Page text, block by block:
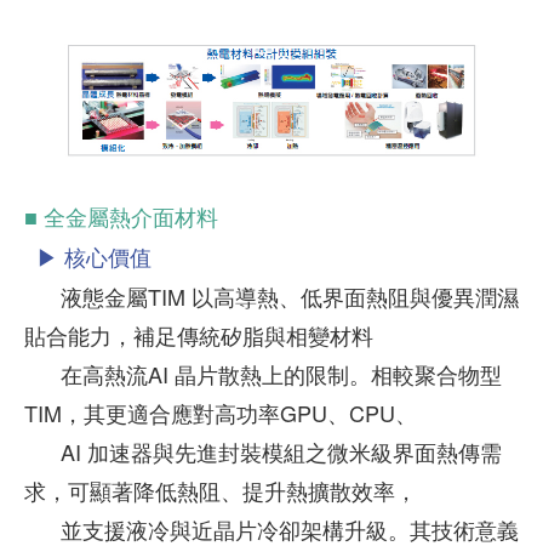
■ 全金屬熱介面材料
▶ 核心價值
液態金屬TIM 以高導熱、低界面熱阻與優異潤濕
貼合能力，補足傳統矽脂與相變材料
在高熱流AI 晶片散熱上的限制。相較聚合物型
TIM，其更適合應對高功率GPU、CPU、
AI 加速器與先進封裝模組之微米級界面熱傳需
求，可顯著降低熱阻、提升熱擴散效率，
並支援液冷與近晶片冷卻架構升級。其技術意義